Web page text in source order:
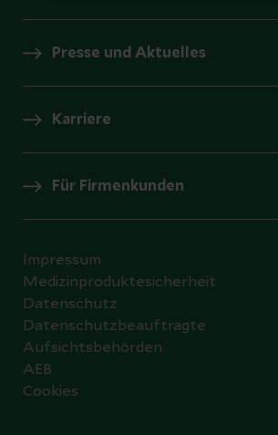
Presse und Aktuelles
Karriere
Für Firmenkunden
Impressum
Medizinproduktesicherheit
Datenschutz
Datenschutzbeauftragte
Aufsichtsbehörden
AEB
Cookies